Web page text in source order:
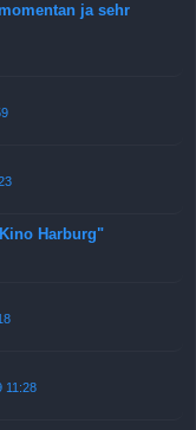
ja sehr
Harburg"
11:28